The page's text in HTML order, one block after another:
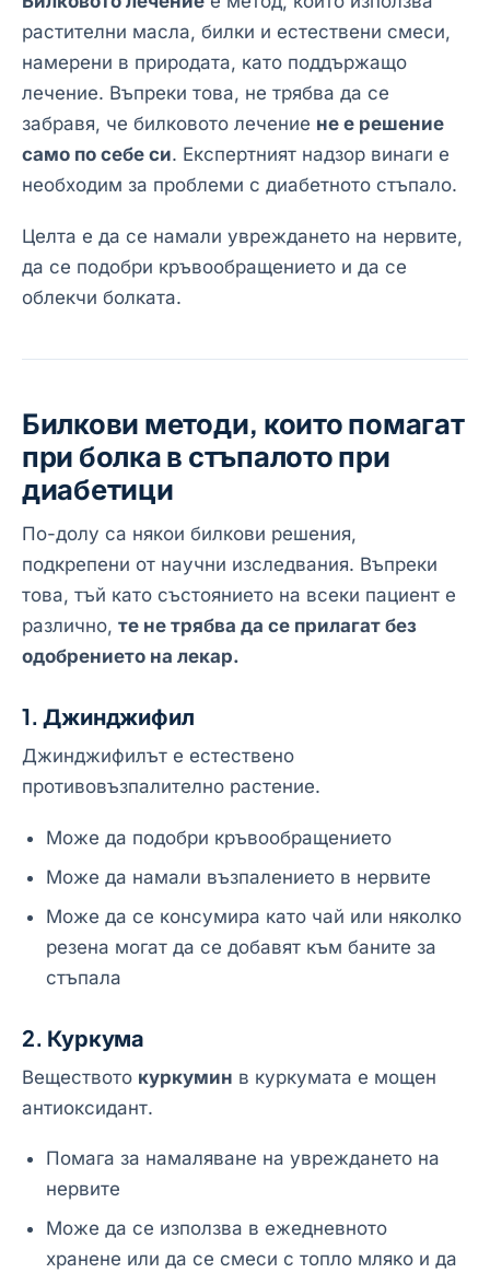
растителни масла, билки и естествени смеси,
намерени в природата, като поддържащо
лечение. Въпреки това, не трябва да се
забравя, че билковото лечение не е решение
само по себе си. Експертният надзор винаги е
необходим за проблеми с диабетното стъпало.
Целта е да се намали увреждането на нервите,
да се подобри кръвообращението и да се
облекчи болката.
Билкови методи, които помагат
при болка в стъпалото при
диабетици
По-долу са някои билкови решения,
подкрепени от научни изследвания. Въпреки
това, тъй като състоянието на всеки пациент е
различно, те не трябва да се прилагат без
одобрението на лекар.
1. Джинджифил
Джинджифилът е естествено
противовъзпалително растение.
Може да подобри кръвообращението
Може да намали възпалението в нервите
Може да се консумира като чай или няколко
резена могат да се добавят към баните за
стъпала
2. Куркума
Веществото куркумин в куркумата е мощен
антиоксидант.
Помага за намаляване на увреждането на
нервите
Може да се използва в ежедневното
хранене или да се смеси с топло мляко и да